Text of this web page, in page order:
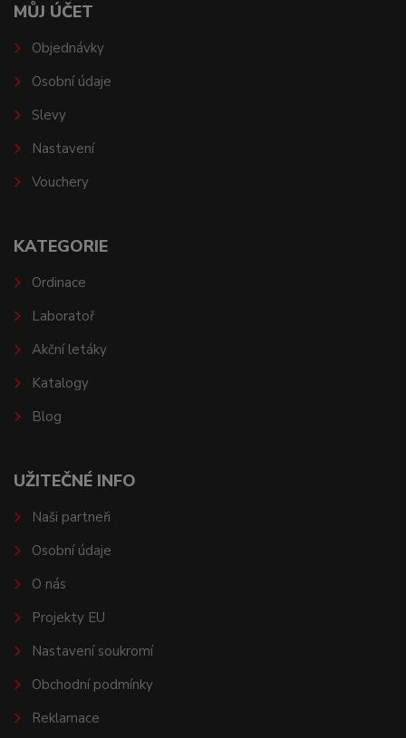
MŮJ ÚČET
Objednávky
Osobní údaje
Slevy
Nastavení
Vouchery
KATEGORIE
Ordinace
Laboratoř
Akční letáky
Katalogy
Blog
UŽITEČNÉ INFO
Naši partneři
Osobní údaje
O nás
Projekty EU
Nastavení soukromí
Obchodní podmínky
Reklamace